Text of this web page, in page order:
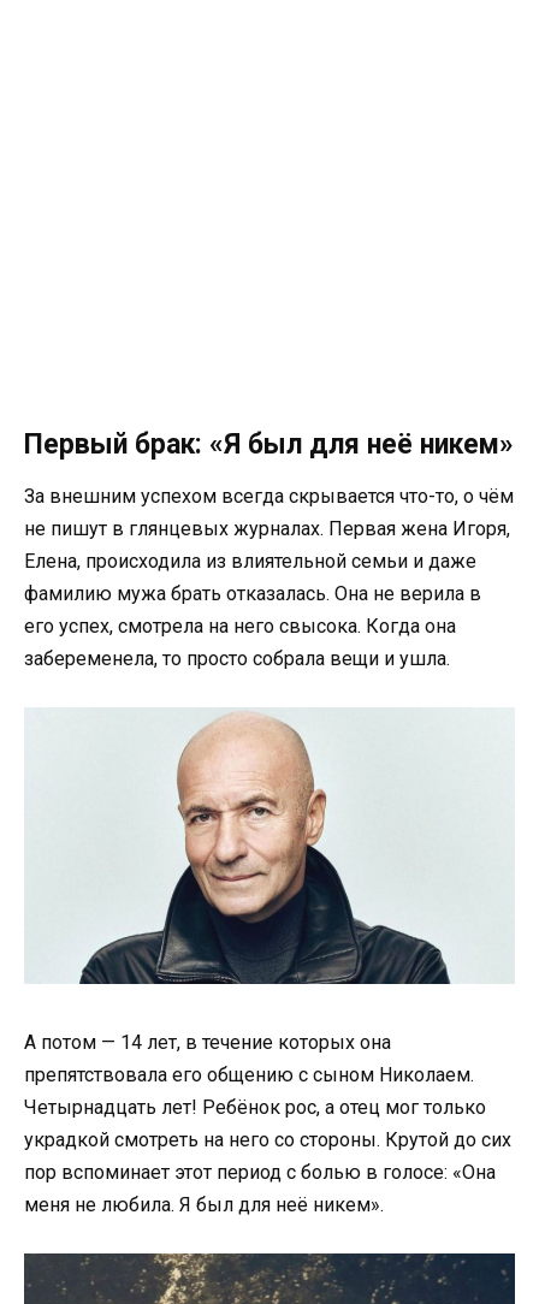
Первый брак: «Я был для неё никем»
За внешним успехом всегда скрывается что-то, о чём
не пишут в глянцевых журналах. Первая жена Игоря,
Елена, происходила из влиятельной семьи и даже
фамилию мужа брать отказалась. Она не верила в
его успех, смотрела на него свысока. Когда она
забеременела, то просто собрала вещи и ушла.
А потом — 14 лет, в течение которых она
препятствовала его общению с сыном Николаем.
Четырнадцать лет! Ребёнок рос, а отец мог только
украдкой смотреть на него со стороны. Крутой до сих
пор вспоминает этот период с болью в голосе: «Она
меня не любила. Я был для неё никем».